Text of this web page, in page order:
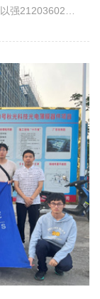
了最新进展，
向中德专家口头
了在工业界探索
了量子芯片制
亲自为学者们介
参观者们提出
证中华五千多年
学中心的全额
德国研究联合
自然科学、生命
。
赖
321010166729
行健
学仔细阅读浙
成相关因公出国
强212036026
李
舒
163210104652
孟延
袁
凌云
张
珂奕
313200103031
对外交流审批
续。 物理学院